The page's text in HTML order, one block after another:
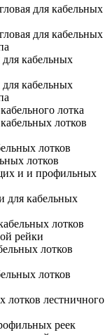
для кабельных
для кабельных
для кабельных
для кабельных
лотка
лотков
лотков
лотков
и и профильных
для кабельных
лотков
рейки
лотков
лотков
лотков лестничного
реек